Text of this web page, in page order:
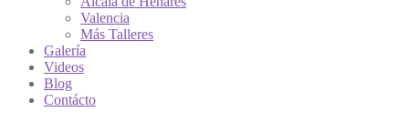
Valencia
Más Talleres
Galería
Videos
Blog
Contácto